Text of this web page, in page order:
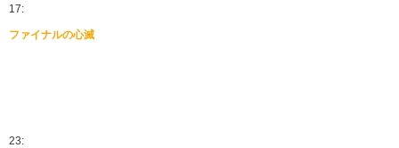
17:
ファイナルの心滅
23: